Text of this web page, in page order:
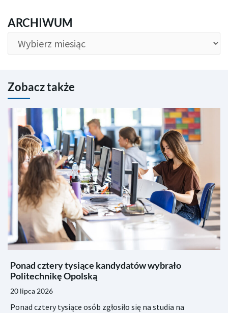
ARCHIWUM
ARCHIWUM
Zobacz także
Ponad cztery tysiące kandydatów wybrało
Politechnikę Opolską
20 lipca 2026
Ponad cztery tysiące osób zgłosiło się na studia na